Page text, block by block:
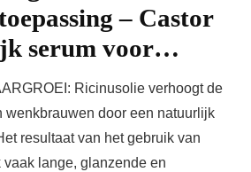
– Castor
serum voor…
Ricinusolie verhoogt de
wenkbrauwen door een natuurlijk
resultaat van het gebruik van
lange, glanzende en